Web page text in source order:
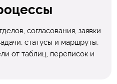
согласования, заявки
статусы и маршруты,
от таблиц, переписок и